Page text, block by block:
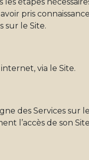
pris
sur le Site.
via le Site.
des Services sur le
l’accès de son